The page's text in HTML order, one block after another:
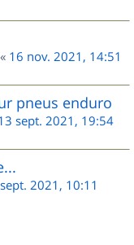
« 16 nov. 2021, 14:51
pneus enduro
sept. 2021, 19:54
2021, 10:11